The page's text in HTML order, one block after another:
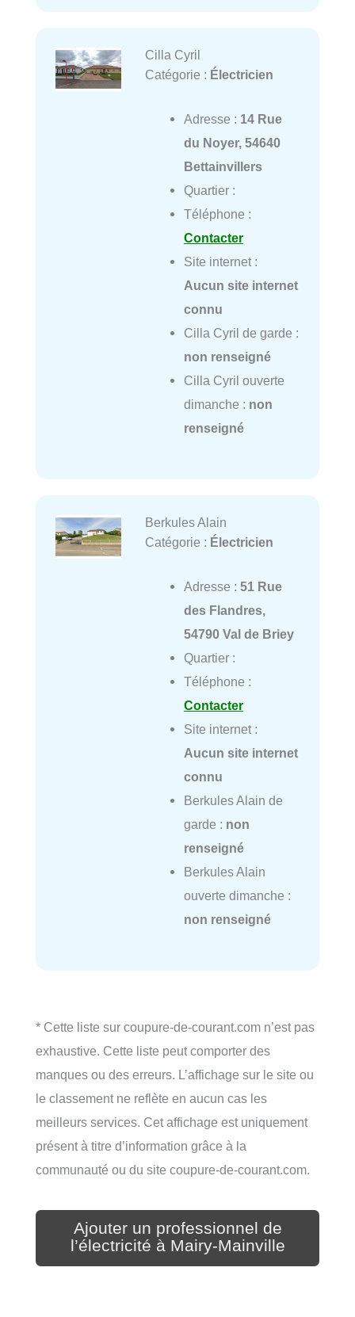
Cilla Cyril
Catégorie : Électricien
Adresse : 14 Rue
du Noyer, 54640
Bettainvillers
Quartier :
Téléphone :
Contacter
Site internet :
Aucun site internet
connu
Cilla Cyril de garde :
non renseigné
Cilla Cyril ouverte
dimanche : non
renseigné
Berkules Alain
Catégorie : Électricien
Adresse : 51 Rue
des Flandres,
54790 Val de Briey
Quartier :
Téléphone :
Contacter
Site internet :
Aucun site internet
connu
Berkules Alain de
garde : non
renseigné
Berkules Alain
ouverte dimanche :
non renseigné
* Cette liste sur coupure-de-courant.com n’est pas
exhaustive. Cette liste peut comporter des
manques ou des erreurs. L’affichage sur le site ou
le classement ne reflète en aucun cas les
meilleurs services. Cet affichage est uniquement
présent à titre d’information grâce à la
communauté ou du site coupure-de-courant.com.
Ajouter un professionnel de
l’électricité à Mairy-Mainville